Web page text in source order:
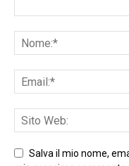
Salva il mio nome,